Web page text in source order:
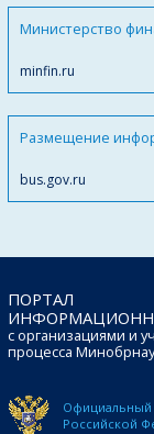
Министерство
minfin.ru
Размещение
bus.gov.ru
ПОРТАЛ
с организациями и
процесса
Официальный
Российской